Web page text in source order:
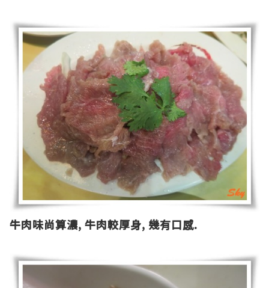
牛肉味尚算濃, 牛肉較厚身, 幾有口感.